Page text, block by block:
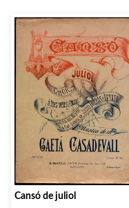
Cansó de juliol